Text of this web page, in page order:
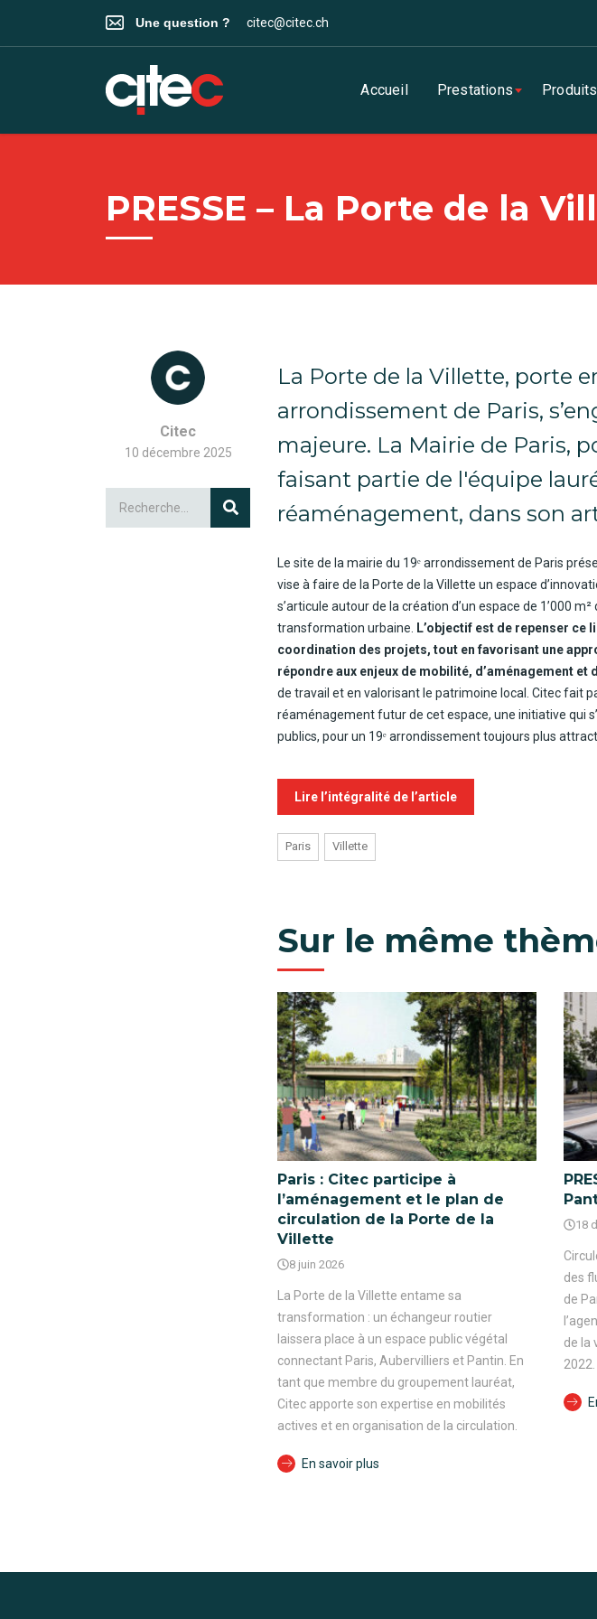
Une question ? citec@citec.ch
Accueil Prestations Produits
PRESSE – La Porte de la
Citec
10 décembre 2025
La Porte de la Villette, porte
arrondissement de Paris,
majeure. La Mairie de Paris,
faisant partie de l'équipe
réaménagement, dans son
Le site de la mairie du 19ᵉ arrondissement de Paris
vise à faire de la Porte de la Villette un espace
s’articule autour de la création d’un espace de 1’000
transformation urbaine.
L’objectif est de repenser ce
coordination des projets, tout en favorisant une
répondre aux enjeux de mobilité, d’aménagement et
de travail et en valorisant le patrimoine local. Citec fait
réaménagement futur de cet espace, une initiative qui
publics, pour un 19ᵉ arrondissement toujours plus
Lire l’intégralité de l’article
Paris Villette
Sur le même
Paris : Citec participe à
l’aménagement et le plan de
circulation de la Porte de la
Villette
8 juin 2026
La Porte de la Villette entame sa
transformation : un échangeur routier
laissera place à un espace public végétal
connectant Paris, Aubervilliers et Pantin. En
tant que membre du groupement lauréat,
Citec apporte son expertise en mobilités
actives et en organisation de la circulation.
En savoir plus
18
des
de
de la
2022.